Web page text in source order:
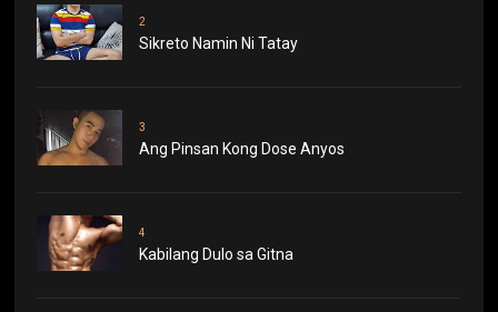
2
Sikreto Namin Ni Tatay
3
Ang Pinsan Kong Dose Anyos
4
Kabilang Dulo sa Gitna